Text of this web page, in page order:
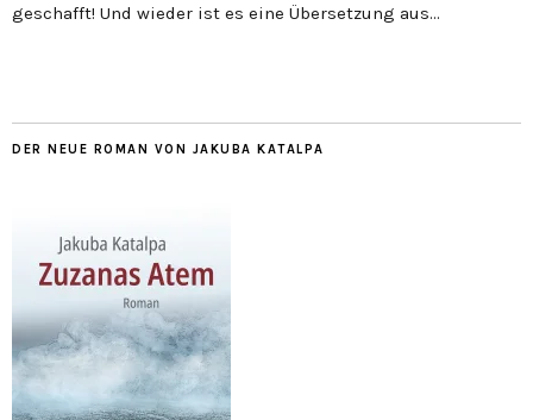
geschafft! Und wieder ist es eine Übersetzung aus…
DER NEUE ROMAN VON JAKUBA KATALPA